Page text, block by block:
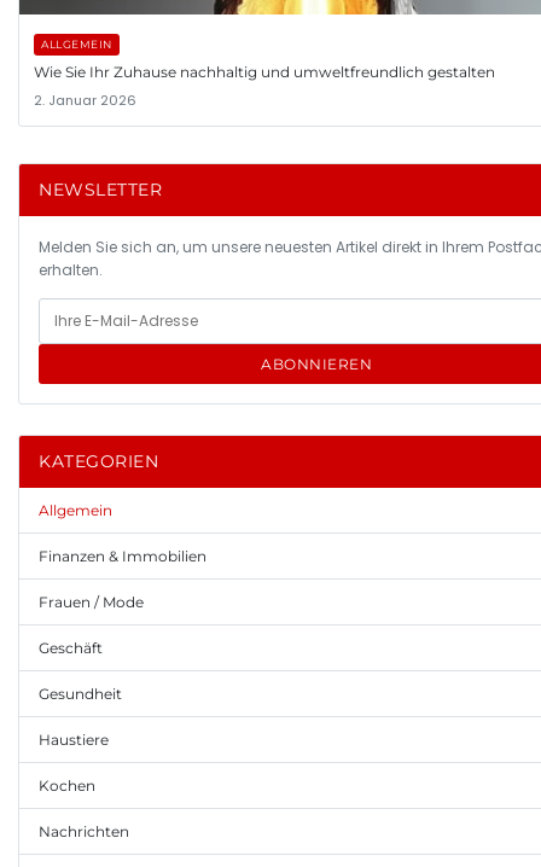
ALLGEMEIN
Wie Sie Ihr Zuhause nachhaltig und umweltfreundlich gestalten
2. Januar 2026
NEWSLETTER
Melden Sie sich an, um unsere neuesten Artikel direkt in Ihrem
erhalten.
ABONNIEREN
KATEGORIEN
Allgemein
Finanzen & Immobilien
Frauen / Mode
Geschäft
Gesundheit
Haustiere
Kochen
Nachrichten